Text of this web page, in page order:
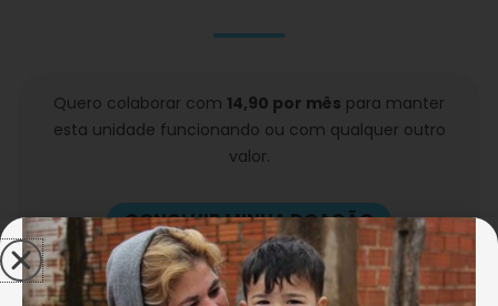
Quero colaborar com 14,90 por mês para manter
esta unidade funcionando ou com qualquer outro
valor.
CONCLUIR MINHA DOAÇÃO